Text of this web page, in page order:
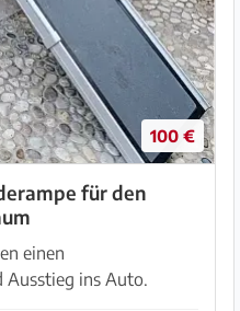
100 €
für den
einen
Ausstieg ins Auto.